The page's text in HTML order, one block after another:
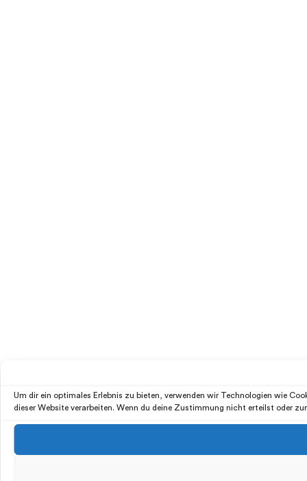
Um dir ein optimales Erlebnis zu bieten, verwenden wir Technologien wie
dieser Website verarbeiten. Wenn du deine Zustimmung nicht erteilst oder